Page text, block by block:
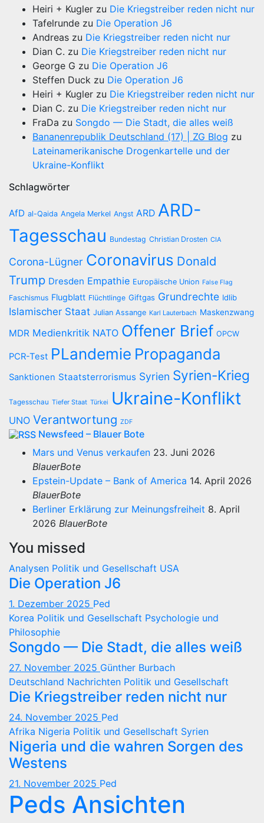
Heiri + Kugler zu Die Kriegstreiber reden nicht nur
Tafelrunde zu Die Operation J6
Andreas zu Die Kriegstreiber reden nicht nur
Dian C. zu Die Kriegstreiber reden nicht nur
George G zu Die Operation J6
Steffen Duck zu Die Operation J6
Heiri + Kugler zu Die Kriegstreiber reden nicht nur
Dian C. zu Die Kriegstreiber reden nicht nur
FraDa zu Songdo — Die Stadt, die alles weiß
Bananenrepublik Deutschland (17) | ZG Blog zu
Lateinamerikanische Drogenkartelle und der
Ukraine-Konflikt
Schlagwörter
AfD al-Qaida Angela Merkel Angst ARD ARD-
Tagesschau Bundestag Christian Drosten CIA
Corona-Lügner Coronavirus Donald
Trump Dresden Empathie Europäische Union False Flag
Faschismus Flugblatt Flüchtlinge Giftgas Grundrechte Idlib
Islamischer Staat Julian Assange Karl Lauterbach Maskenzwang
MDR Medienkritik NATO Offener Brief OPCW
PCR-Test PLandemie Propaganda
Sanktionen Staatsterrorismus Syrien Syrien-Krieg
Tagesschau Tiefer Staat Türkei Ukraine-Konflikt
UNO Verantwortung ZDF
Newsfeed – Blauer Bote
Mars und Venus verkaufen 23. Juni 2026
BlauerBote
Epstein-Update – Bank of America 14. April 2026
BlauerBote
Berliner Erklärung zur Meinungsfreiheit 8. April
2026 BlauerBote
You missed
Analysen Politik und Gesellschaft USA
Die Operation J6
1. Dezember 2025 Ped
Korea Politik und Gesellschaft Psychologie und
Philosophie
Songdo — Die Stadt, die alles weiß
27. November 2025 Günther Burbach
Deutschland Nachrichten Politik und Gesellschaft
Die Kriegstreiber reden nicht nur
24. November 2025 Ped
Afrika Nigeria Politik und Gesellschaft Syrien
Nigeria und die wahren Sorgen des
Westens
21. November 2025 Ped
Peds Ansichten